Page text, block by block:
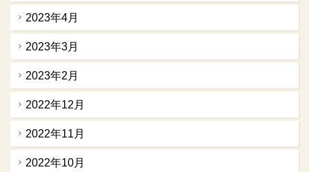
2023年4月
2023年3月
2023年2月
2022年12月
2022年11月
2022年10月